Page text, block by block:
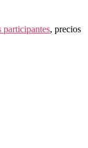
participantes, precios